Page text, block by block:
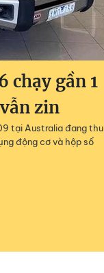
chạy gần 1
zin
tại Australia đang thu
động cơ và hộp số